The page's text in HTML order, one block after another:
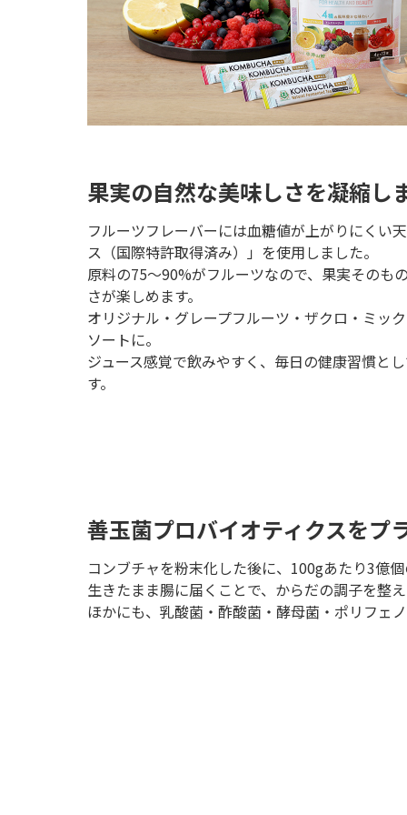
果実の自然な美味しさを凝縮し
フルーツフレーバーには血糖値が上がりにくい
ス（国際特許取得済み）」を使用しました。
原料の75～90%がフルーツなので、果実そのも
さが楽しめます。
オリジナル・グレープフルーツ・ザクロ・ミッ
ソートに。
ジュース感覚で飲みやすく、毎日の健康習慣と
す。
善玉菌プロバイオティクスをプ
コンブチャを粉末化した後に、100gあたり3億
生きたまま腸に届くことで、からだの調子を整
ほかにも、乳酸菌・酢酸菌・酵母菌・ポリフェ